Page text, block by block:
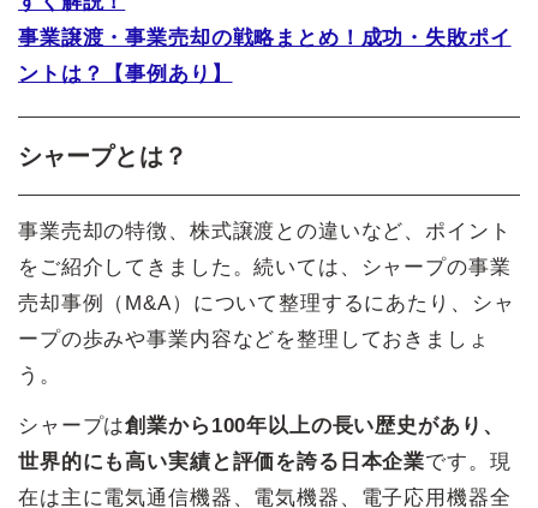
事業譲渡・事業売却の戦略まとめ！成功・失敗ポイ
ントは？【事例あり】
シャープとは？
事業売却の特徴、株式譲渡との違いなど、ポイント
をご紹介してきました。続いては、シャープの事業
売却事例（M&A）について整理するにあたり、シャ
ープの歩みや事業内容などを整理しておきましょ
う。
シャープは創業から100年以上の長い歴史があり、
世界的にも高い実績と評価を誇る日本企業です。現
在は主に電気通信機器、電気機器、電子応用機器全